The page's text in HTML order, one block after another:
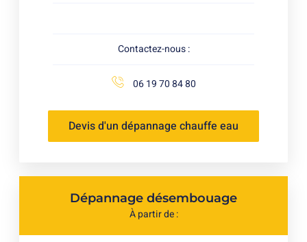
Contactez-nous :
06 19 70 84 80
Devis d'un dépannage chauffe eau
Dépannage désembouage
À partir de :